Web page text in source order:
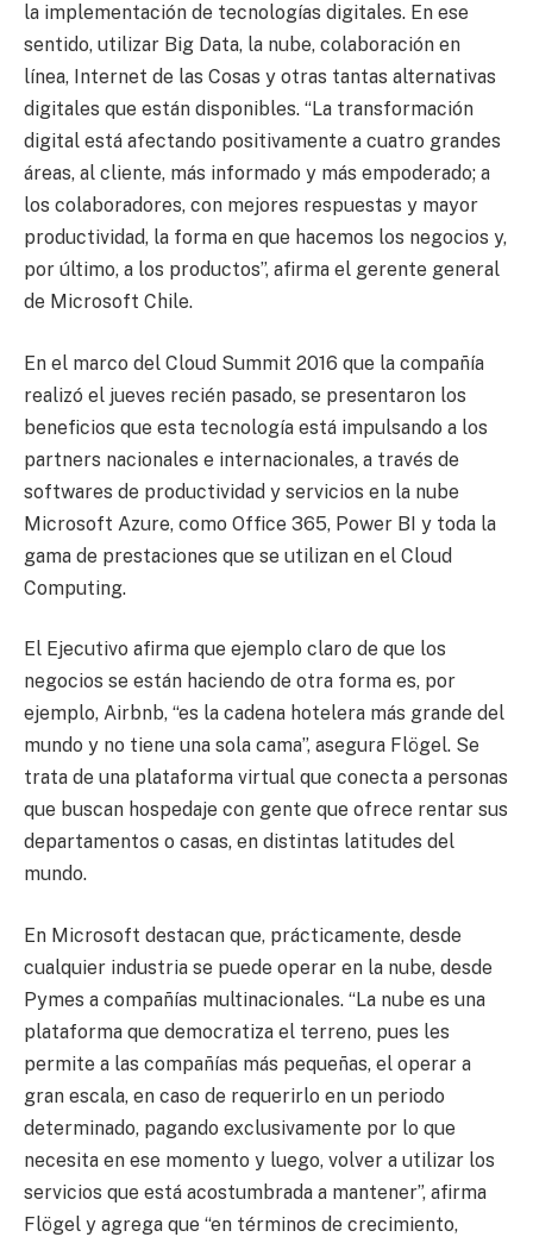
la implementación de tecnologías digitales. En ese
sentido, utilizar Big Data, la nube, colaboración en
línea, Internet de las Cosas y otras tantas alternativas
digitales que están disponibles. “La transformación
digital está afectando positivamente a cuatro grandes
áreas, al cliente, más informado y más empoderado; a
los colaboradores, con mejores respuestas y mayor
productividad, la forma en que hacemos los negocios y,
por último, a los productos”, afirma el gerente general
de Microsoft Chile.
En el marco del Cloud Summit 2016 que la compañía
realizó el jueves recién pasado, se presentaron los
beneficios que esta tecnología está impulsando a los
partners nacionales e internacionales, a través de
softwares de productividad y servicios en la nube
Microsoft Azure, como Office 365, Power BI y toda la
gama de prestaciones que se utilizan en el Cloud
Computing.
El Ejecutivo afirma que ejemplo claro de que los
negocios se están haciendo de otra forma es, por
ejemplo, Airbnb, “es la cadena hotelera más grande del
mundo y no tiene una sola cama”, asegura Flögel. Se
trata de una plataforma virtual que conecta a personas
que buscan hospedaje con gente que ofrece rentar sus
departamentos o casas, en distintas latitudes del
mundo.
En Microsoft destacan que, prácticamente, desde
cualquier industria se puede operar en la nube, desde
Pymes a compañías multinacionales. “La nube es una
plataforma que democratiza el terreno, pues les
permite a las compañías más pequeñas, el operar a
gran escala, en caso de requerirlo en un periodo
determinado, pagando exclusivamente por lo que
necesita en ese momento y luego, volver a utilizar los
servicios que está acostumbrada a mantener”, afirma
Flögel y agrega que “en términos de crecimiento,